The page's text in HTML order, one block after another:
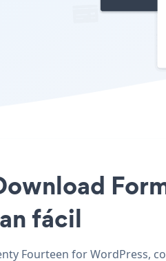
fácil
Fourteen for WordPress,